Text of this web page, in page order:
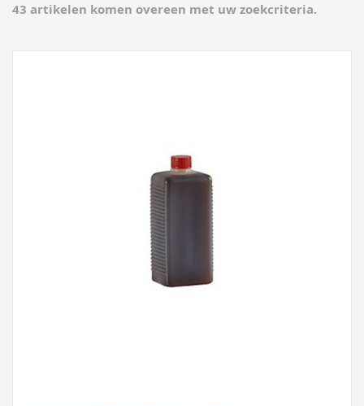
43 artikelen komen overeen met uw zoekcriteria.